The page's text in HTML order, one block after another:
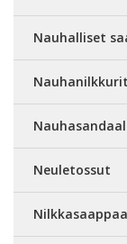
Nauhalliset
Nauhanilkkurit
Neuletossut